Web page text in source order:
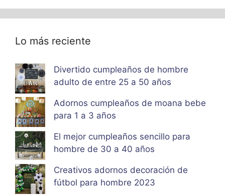
Lo más reciente
Divertido cumpleaños de hombre
adulto de entre 25 a 50 años
Adornos cumpleaños de moana bebe
para 1 a 3 años
El mejor cumpleaños sencillo para
hombre de 30 a 40 años
Creativos adornos decoración de
fútbol para hombre 2023